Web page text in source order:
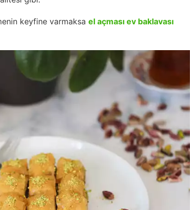
keyfine varmaksa el açması ev baklavası